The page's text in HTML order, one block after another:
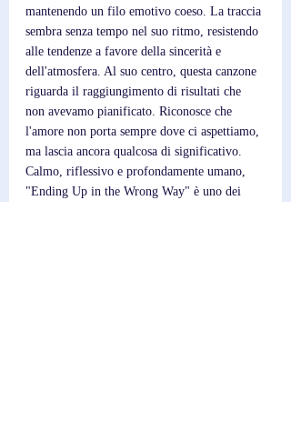
mantenendo un filo emotivo coeso. La traccia
sembra senza tempo nel suo ritmo, resistendo
alle tendenze a favore della sincerità e
dell'atmosfera. Al suo centro, questa canzone
riguarda il raggiungimento di risultati che
non avevamo pianificato. Riconosce che
l'amore non porta sempre dove ci aspettiamo,
ma lascia ancora qualcosa di significativo.
Calmo, riflessivo e profondamente umano,
"Ending Up in the Wrong Way" è uno dei